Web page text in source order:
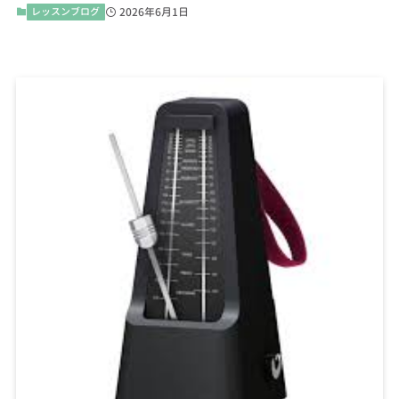
レッスンブログ 2026年6月1日